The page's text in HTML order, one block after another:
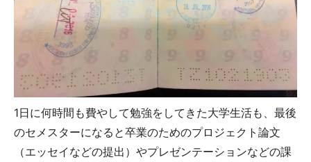
1日に何時間も費やして勉強をしてきた大学生活も、最後
のセメスターになると卒業のためのプロジェクト論文
（エッセイなどの提出）やプレゼンテーションなどの課